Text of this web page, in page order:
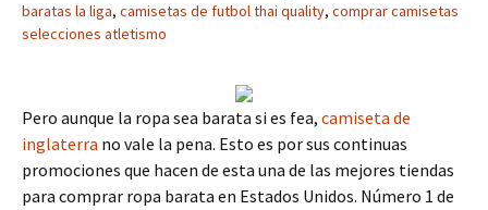
baratas la liga, camisetas de futbol thai quality, comprar camisetas
selecciones atletismo
Pero aunque la ropa sea barata si es fea, camiseta de
inglaterra no vale la pena. Esto es por sus continuas
promociones que hacen de esta una de las mejores tiendas
para comprar ropa barata en Estados Unidos. Número 1 de